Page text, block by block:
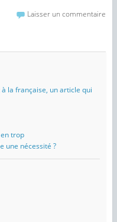
Laisser un commentaire
la française, un article qui
trop
une nécessité ?